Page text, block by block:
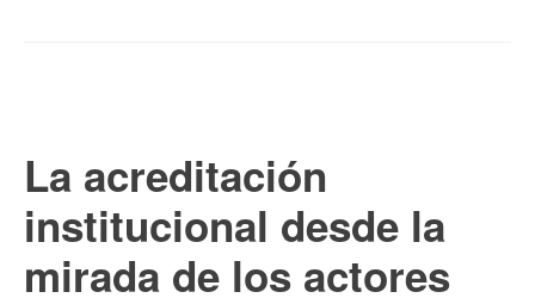
La acreditación
institucional desde la
mirada de los actores